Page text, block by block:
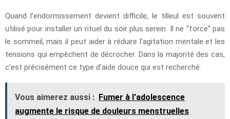
Quand l’endormissement devient difficile, le tilleul est souvent
utilisé pour installer un rituel du soir plus serein. Il ne “force” pas
le sommeil, mais il peut aider à réduire l’agitation mentale et les
tensions qui empêchent de décrocher. Dans la majorité des cas,
c’est précisément ce type d’aide douce qui est recherché.
Vous aimerez aussi : Fumer à l'adolescence
augmente le risque de douleurs menstruelles